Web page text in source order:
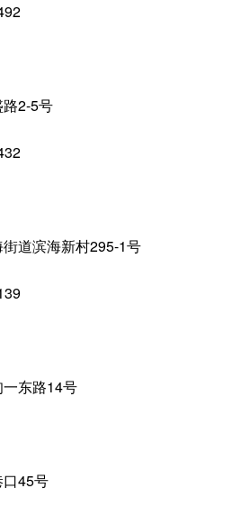
2-5号
道滨海新村295-1号
东路14号
45号